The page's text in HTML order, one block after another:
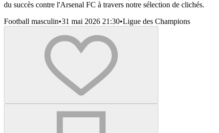
du succès contre l'Arsenal FC à travers notre sélection de clichés.
Football masculin•31 mai 2026 21:30•Ligue des Champions